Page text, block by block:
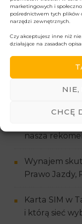
marketingowych i
pośrednictwem tych plików
narzędzi zewnętrznych.
Czy akceptujesz inne niż
działające na zasadach
NIE,
CHCĘ
Chcę otrzymywać
promocjach,
Podróży na
nasza
Wynajem
Prawo Jazdy,
Karta SIM w
i którą sieć